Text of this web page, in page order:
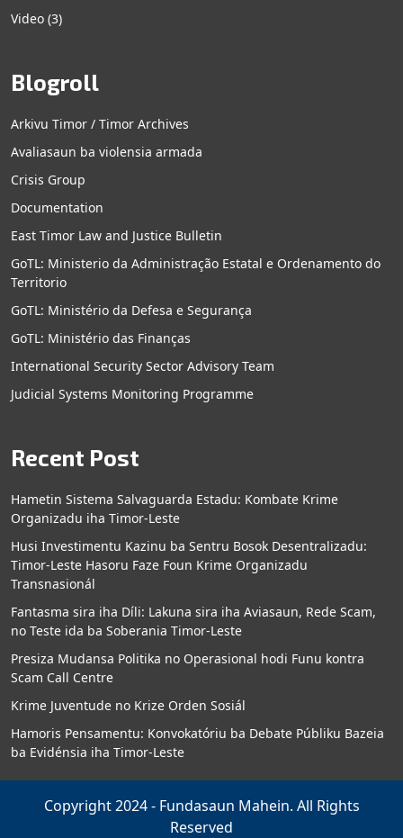
Video (3)
Blogroll
Arkivu Timor / Timor Archives
Avaliasaun ba violensia armada
Crisis Group
Documentation
East Timor Law and Justice Bulletin
GoTL: Ministerio da Administração Estatal e Ordenamento do
Territorio
GoTL: Ministério da Defesa e Segurança
GoTL: Ministério das Finanças
International Security Sector Advisory Team
Judicial Systems Monitoring Programme
Recent Post
Hametin Sistema Salvaguarda Estadu: Kombate Krime
Organizadu iha Timor-Leste
Husi Investimentu Kazinu ba Sentru Bosok Desentralizadu:
Timor-Leste Hasoru Faze Foun Krime Organizadu
Transnasionál
Fantasma sira iha Díli: Lakuna sira iha Aviasaun, Rede Scam,
no Teste ida ba Soberania Timor-Leste
Presiza Mudansa Politika no Operasional hodi Funu kontra
Scam Call Centre
Krime Juventude no Krize Orden Sosiál
Hamoris Pensamentu: Konvokatóriu ba Debate Públiku Bazeia
ba Evidénsia iha Timor-Leste
Copyright 2024 - Fundasaun Mahein. All Rights
Reserved